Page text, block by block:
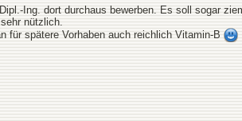
Ing. dort durchaus bewerben. Es soll sogar
nützlich.
für spätere Vorhaben auch reichlich Vitamin-B